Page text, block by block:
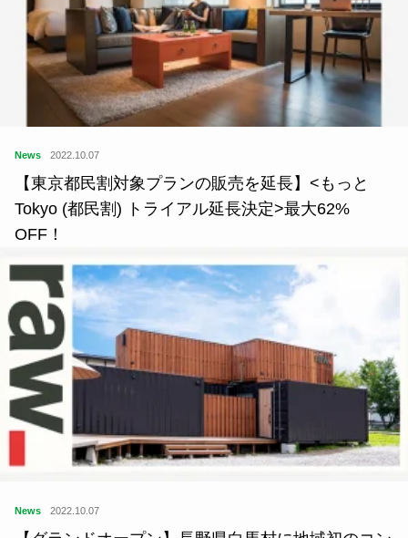
News 2022.10.07
【東京都民割対象プランの販売を延長】<もっと
Tokyo (都民割) トライアル延長決定>最大62%
OFF！
News 2022.10.07